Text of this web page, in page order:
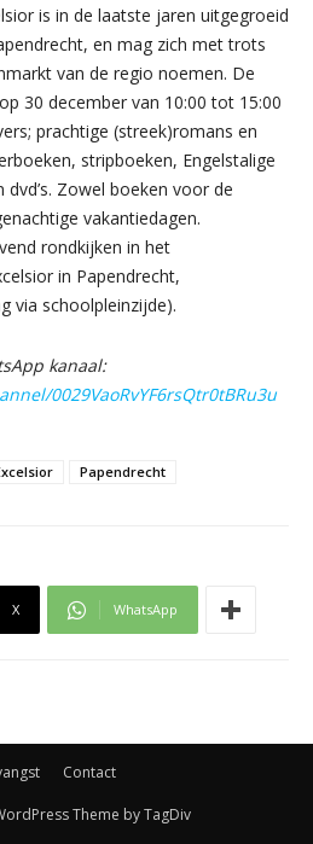
is in de laatste jaren uitgegroeid
en mag zich met trots
van de regio noemen. De
30 december van 10:00 tot 15:00
prachtige (streek)romans en
stripboeken, Engelstalige
dvd’s. Zowel boeken voor de
vakantiedagen.
rondkijken in het
in Papendrecht,
via schoolpleinzijde).
kanaal:
0029VaoRvYF6rsQtr0tBRu3u
Papendrecht
X WhatsApp
Contact
Theme by TagDiv